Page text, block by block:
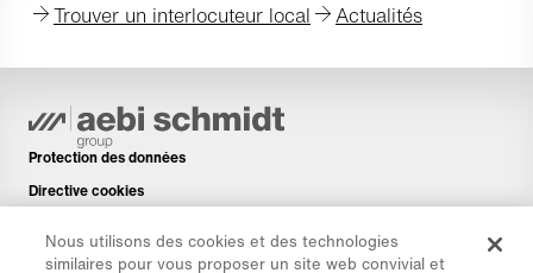
Trouver un interlocuteur local
Actualités
Protection des données
Directive cookies
Avis de non-responsabilité
Nous utilisons des cookies et des technologies
similaires pour vous proposer un site web convivial et